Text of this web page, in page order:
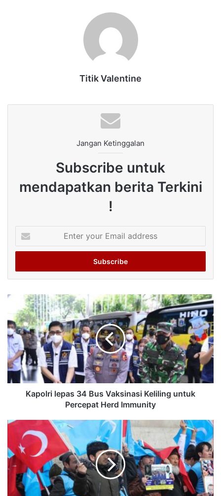
Titik Valentine
Jangan Ketinggalan
Subscribe untuk
mendapatkan berita Terkini
!
your
Email
Kapolri lepas 34 Bus Vaksinasi Keliling untuk
Percepat Herd Immunity